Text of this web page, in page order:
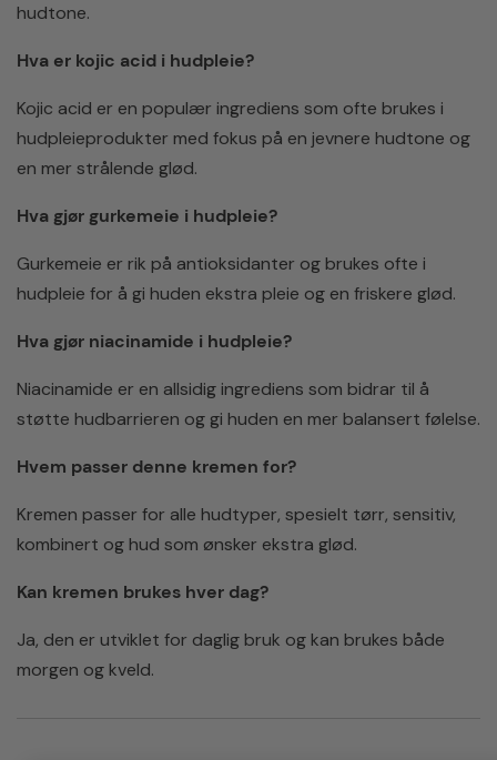
hudtone.
Hva er kojic acid i hudpleie?
Kojic acid er en populær ingrediens som ofte brukes i
hudpleieprodukter med fokus på en jevnere hudtone og
en mer strålende glød.
Hva gjør gurkemeie i hudpleie?
Gurkemeie er rik på antioksidanter og brukes ofte i
hudpleie for å gi huden ekstra pleie og en friskere glød.
Hva gjør niacinamide i hudpleie?
Niacinamide er en allsidig ingrediens som bidrar til å
støtte hudbarrieren og gi huden en mer balansert følelse.
Hvem passer denne kremen for?
Kremen passer for alle hudtyper, spesielt tørr, sensitiv,
kombinert og hud som ønsker ekstra glød.
Kan kremen brukes hver dag?
Ja, den er utviklet for daglig bruk og kan brukes både
morgen og kveld.